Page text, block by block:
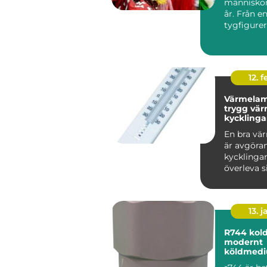
år. Från
12.
trygg
En bra
är
överleva
vuxn...
13.
R744 koldioxid som
modernt